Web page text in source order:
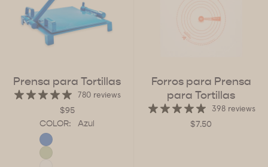
Prensa para Tortillas
780 reviews
$95
COLOR:
Azul
Forros para Prensa
para Tortillas
398 reviews
$7.50